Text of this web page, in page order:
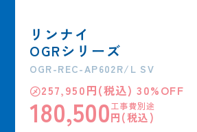
リンナイ
OGRシリーズ
OGR-REC-AP602R/L SV
㋱257,950円(税込) 30%OFF
180,500工事費別途
円(税込)